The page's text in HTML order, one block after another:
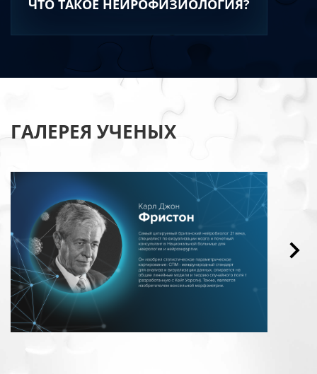
ЧТО ТАКОЕ НЕЙРОФИЗИОЛОГИЯ?
ГАЛЕРЕЯ УЧЕНЫХ